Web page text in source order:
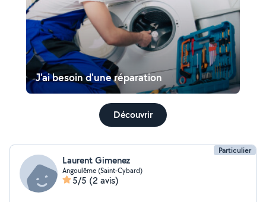
J'ai besoin d'une réparation
Découvrir
Particulier
Laurent Gimenez
Angoulême (Saint-Cybard)
5/5 (2 avis)